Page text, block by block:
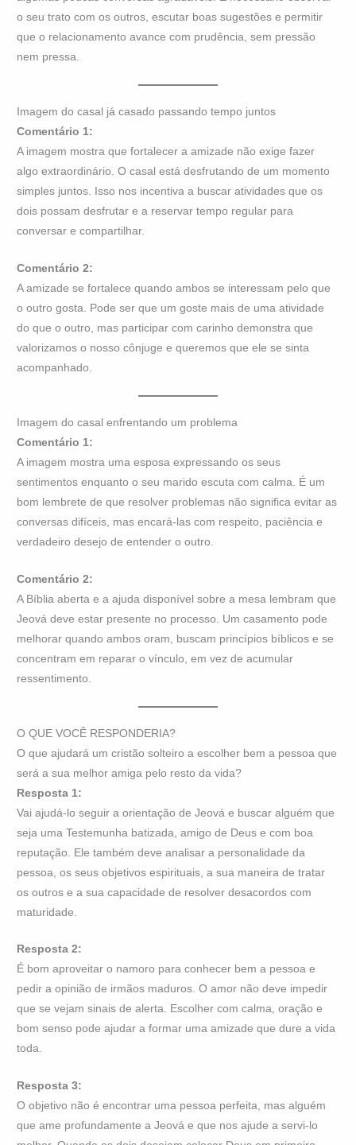
o seu trato com os outros, escutar boas sugestões e permitir
que o relacionamento avance com prudência, sem pressão
nem pressa.
Imagem do casal já casado passando tempo juntos
Comentário 1:
A imagem mostra que fortalecer a amizade não exige fazer
algo extraordinário. O casal está desfrutando de um momento
simples juntos. Isso nos incentiva a buscar atividades que os
dois possam desfrutar e a reservar tempo regular para
conversar e compartilhar.
Comentário 2:
A amizade se fortalece quando ambos se interessam pelo que
o outro gosta. Pode ser que um goste mais de uma atividade
do que o outro, mas participar com carinho demonstra que
valorizamos o nosso cônjuge e queremos que ele se sinta
acompanhado.
Imagem do casal enfrentando um problema
Comentário 1:
A imagem mostra uma esposa expressando os seus
sentimentos enquanto o seu marido escuta com calma. É um
bom lembrete de que resolver problemas não significa evitar as
conversas difíceis, mas encará-las com respeito, paciência e
verdadeiro desejo de entender o outro.
Comentário 2:
A Bíblia aberta e a ajuda disponível sobre a mesa lembram que
Jeová deve estar presente no processo. Um casamento pode
melhorar quando ambos oram, buscam princípios bíblicos e se
concentram em reparar o vínculo, em vez de acumular
ressentimento.
O QUE VOCÊ RESPONDERIA?
O que ajudará um cristão solteiro a escolher bem a pessoa que
será a sua melhor amiga pelo resto da vida?
Resposta 1:
Vai ajudá-lo seguir a orientação de Jeová e buscar alguém que
seja uma Testemunha batizada, amigo de Deus e com boa
reputação. Ele também deve analisar a personalidade da
pessoa, os seus objetivos espirituais, a sua maneira de tratar
os outros e a sua capacidade de resolver desacordos com
maturidade.
Resposta 2:
É bom aproveitar o namoro para conhecer bem a pessoa e
pedir a opinião de irmãos maduros. O amor não deve impedir
que se vejam sinais de alerta. Escolher com calma, oração e
bom senso pode ajudar a formar uma amizade que dure a vida
toda.
Resposta 3:
O objetivo não é encontrar uma pessoa perfeita, mas alguém
que ame profundamente a Jeová e que nos ajude a servi-lo